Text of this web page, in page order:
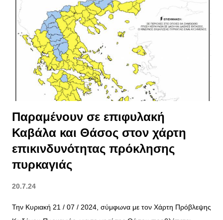
κάθε λιμάνι. Τα δρομολόγια εκτελούνται σχεδόν κάθε μισή ώρα,
καθιστώντας εύκολη την οργάνωση του ταξιδιού σας. Οι
πρώτες αναχωρήσεις ξεκινούν από τις 05:00 το πρωί και
συνεχίζονται έως τις 23:15 το βράδυ. Τιμές Εισιτηρίων και
Επόμενα Δρομολόγια Για να ενημερωθείτε για τις τιμές των
εισιτηρίων μπορείτε να ακολουθήσετε τον παρακάτω σύνδεσμο
>> Τιμές Εισιτηρίων Επόμενα Δρομολόγια Για να ενημερωθ...
Παραμένουν σε επιφυλακή
Καβάλα και Θάσος στον χάρτη
επικινδυνότητας πρόκλησης
πυρκαγιάς
20.7.24
Την Κυριακή 21 / 07 / 2024, σύμφωνα με τον Χάρτη Πρόβλεψης